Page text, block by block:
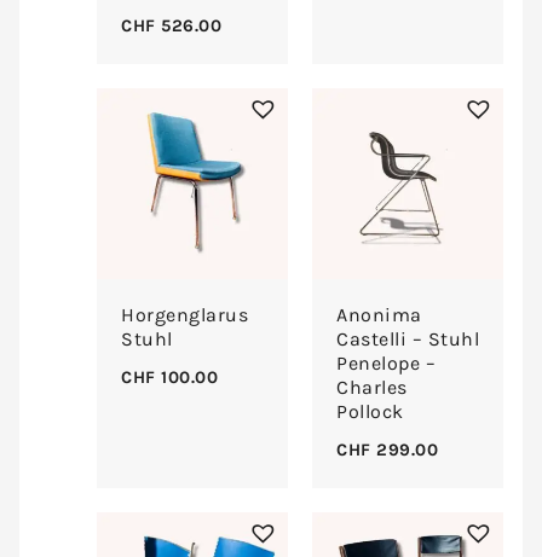
CHF 526.00
Horgenglarus
Stuhl
CHF 100.00
Anonima
Castelli – Stuhl
Penelope –
Charles
Pollock
CHF 299.00